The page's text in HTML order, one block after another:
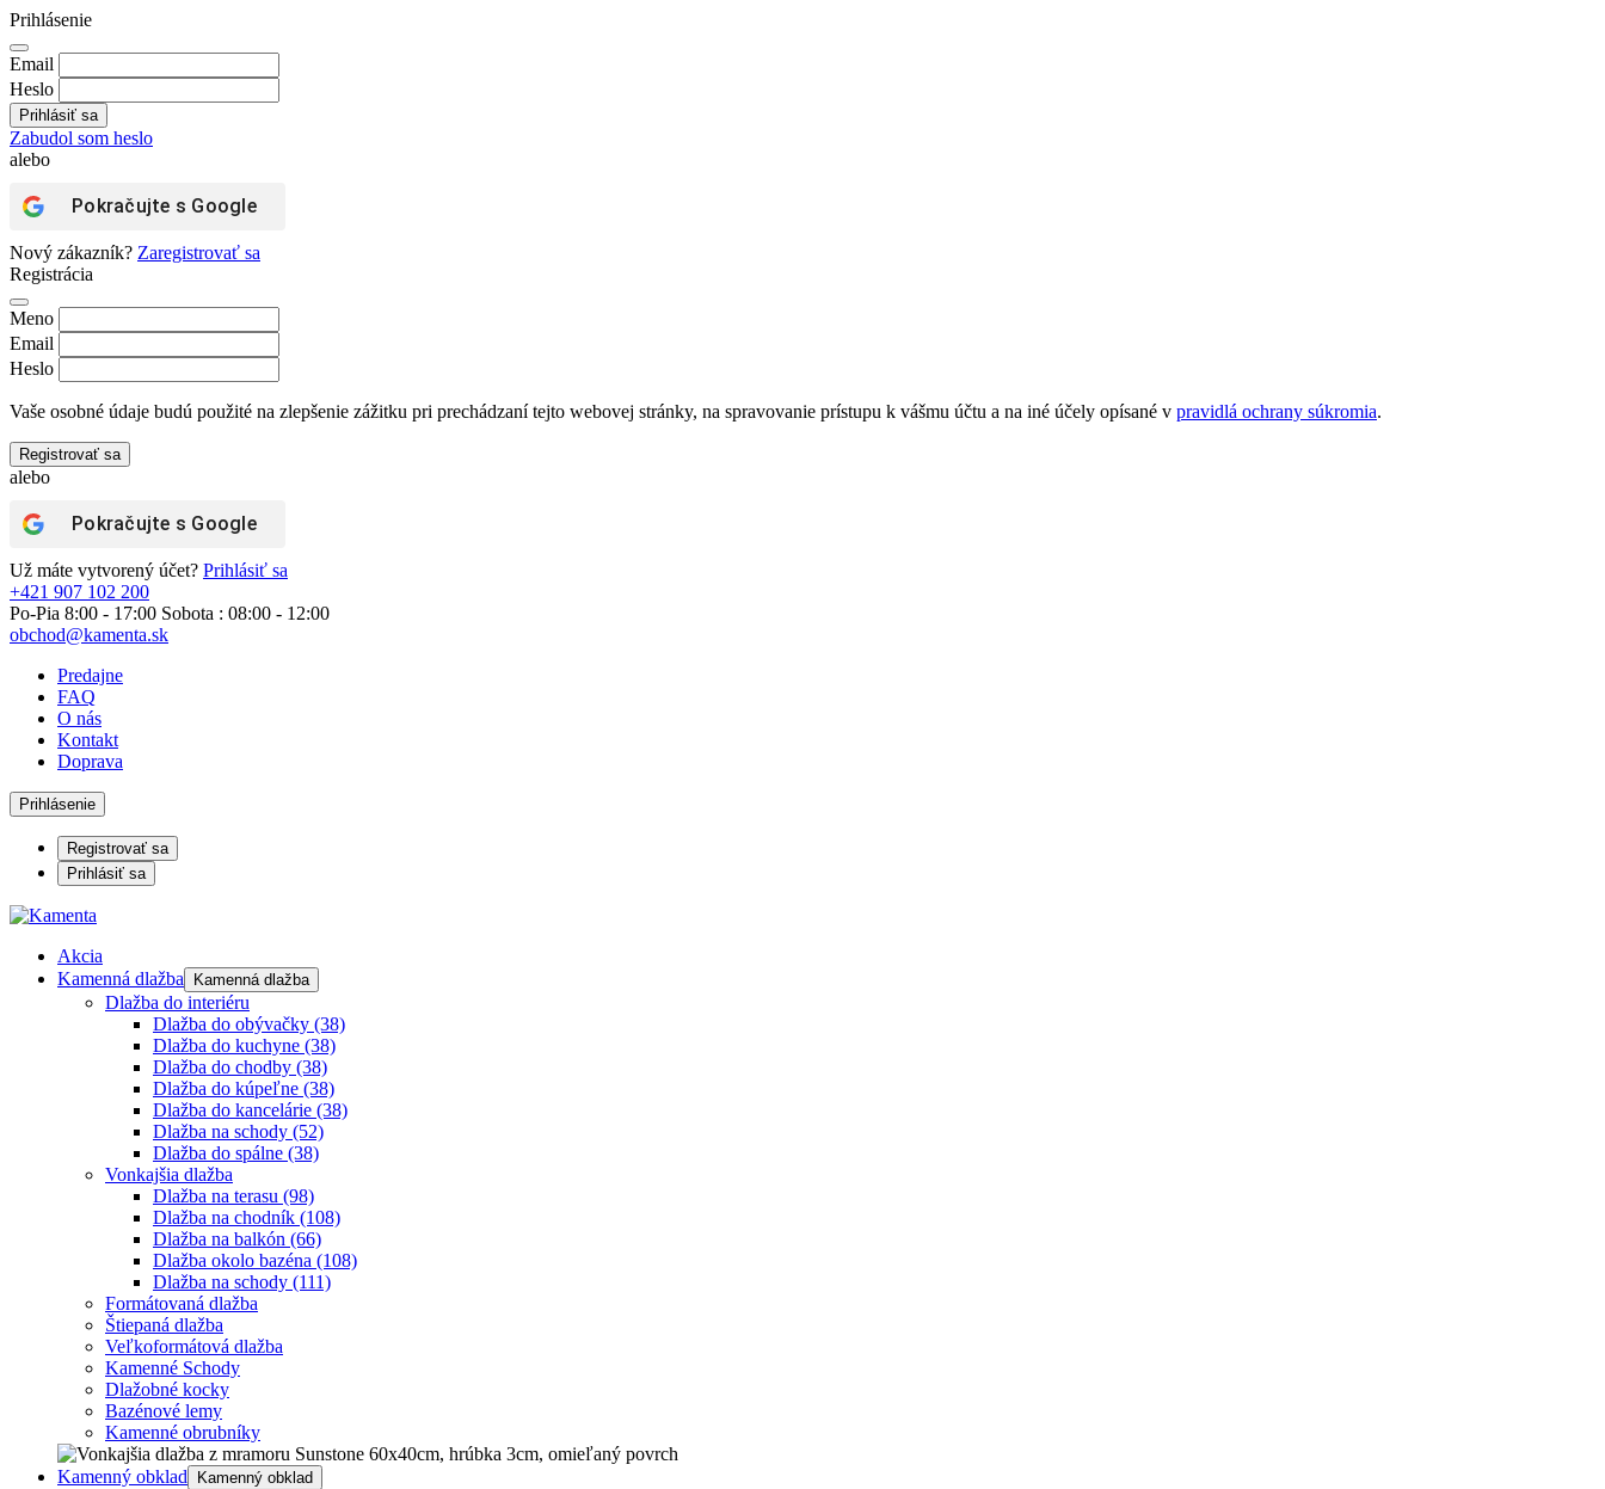
Prihlásenie
Email
Heslo
Zabudol som heslo
alebo
Pokračujte s Google
Nový zákazník? Zaregistrovať sa
Registrácia
Meno
Email
Heslo
Vaše osobné údaje budú použité na zlepšenie zážitku pri prechádzaní tejto webovej stránky, na spravovanie prístupu k vášmu účtu a na iné účely opísané v pravidlá ochrany súkromia.
Registrovať sa
alebo
Pokračujte s Google
Už máte vytvorený účet? Prihlásiť sa
+421 907 102 200
Po-Pia 8:00 - 17:00 Sobota : 08:00 - 12:00
obchod@kamenta.sk
Predajne
FAQ
O nás
Kontakt
Doprava
Prihlásenie
Registrovať sa
Prihlásiť sa
Akcia
Kamenná dlažba
Kamenná dlažba
Dlažba do interiéru
Dlažba do obývačky (38)
Dlažba do kuchyne (38)
Dlažba do chodby (38)
Dlažba do kúpeľne (38)
Dlažba do kancelárie (38)
Dlažba na schody (52)
Dlažba do spálne (38)
Vonkajšia dlažba
Dlažba na terasu (98)
Dlažba na chodník (108)
Dlažba na balkón (66)
Dlažba okolo bazéna (108)
Dlažba na schody (111)
Formátovaná dlažba
Štiepaná dlažba
Veľkoformátová dlažba
Kamenné Schody
Dlažobné kocky
Bazénové lemy
Kamenné obrubníky
Kamenný obklad Kamenný obklad